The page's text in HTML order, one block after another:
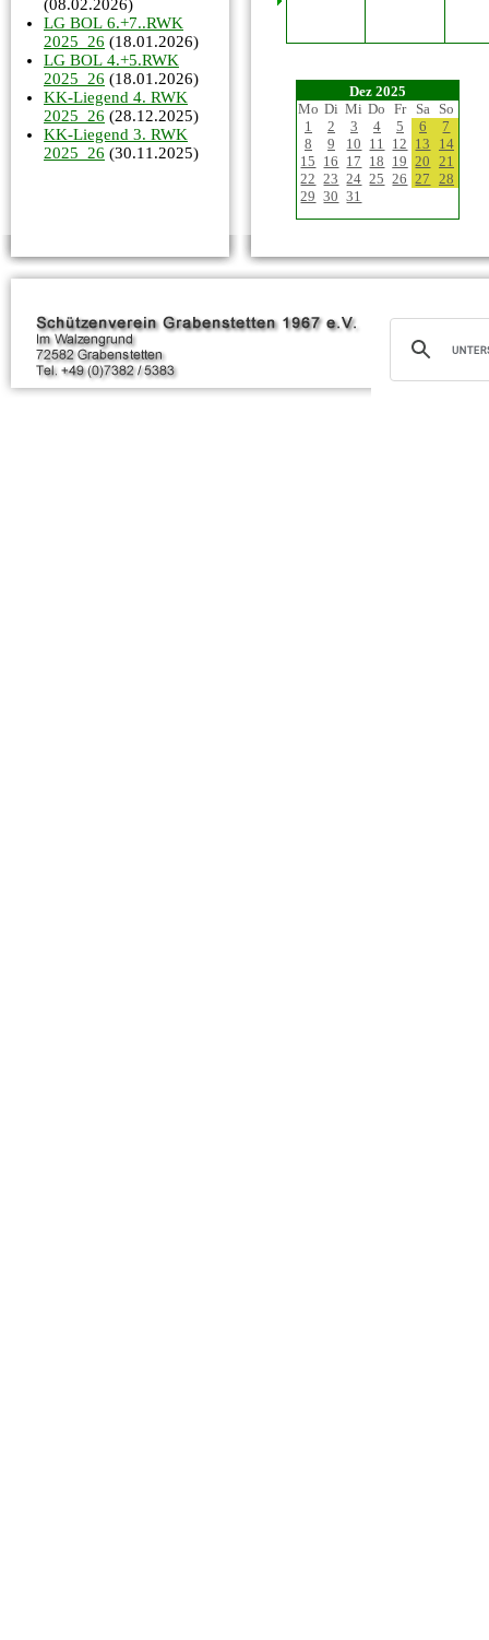
(08.02.2026)
LG BOL 6.+7..RWK
2025_26 (18.01.2026)
LG BOL 4.+5.RWK
2025_26 (18.01.2026)
KK-Liegend 4. RWK
2025_26 (28.12.2025)
KK-Liegend 3. RWK
2025_26 (30.11.2025)
Dez 2025
Mo Di Mi Do Fr Sa So
1
2 3 4 5 6
7
8
9 10 11 12 13
14
15 16 17 18 19 20 21
22 23 24 25 26 27 28
29 30 31